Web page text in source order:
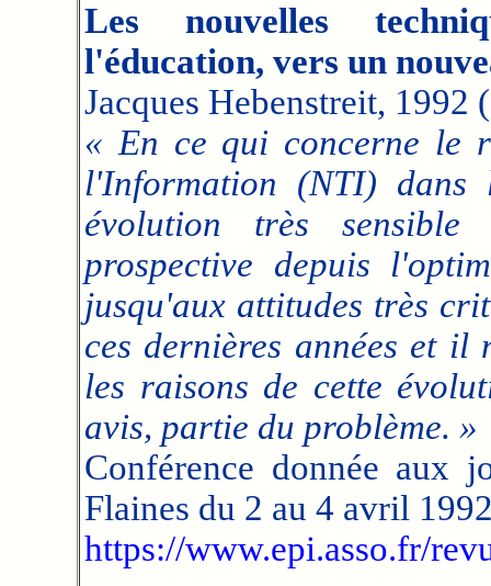
Les nouvelles
l'éducation, vers un
Jacques Hebenstreit, 1992
« En ce qui concerne le
l'Information (NTI)
évolution très
prospective depuis
jusqu'aux attitudes très
ces dernières années et il
les raisons de cette
avis, partie du problème. »
Conférence donnée aux
Flaines du 2 au 4 avril
https://www.epi.asso.fr/